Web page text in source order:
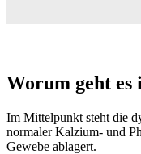
Worum geht es
Im Mittelpunkt steht die
normaler Kalzium- und
Gewebe ablagert.